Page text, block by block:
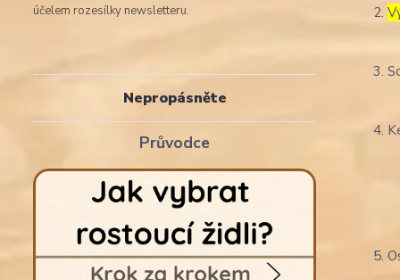
účelem rozesílky newsletteru.
Nepropásněte
Průvodce